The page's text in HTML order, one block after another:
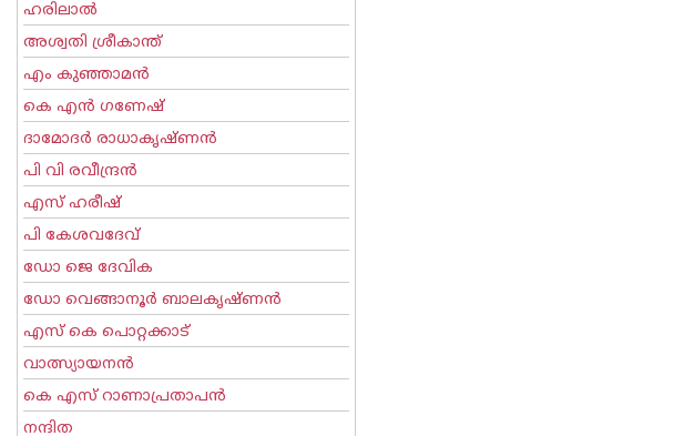
ഹരിലാല്‍
അശ്വതി ശ്രീകാന്ത്
എം കുഞ്ഞാമന്‍
കെ എന്‍ ഗണേഷ്
ദാമോദർ രാധാകൃഷ്ണൻ
പി വി രവീന്ദ്രന്‍
എസ് ഹരീഷ്
പി കേശവദേവ്‌
ഡോ ജെ ദേവിക
ഡോ വെങ്ങാനൂര്‍ ബാലകൃഷ്ണന്‍
എസ്‌ കെ പൊറ്റക്കാട്‌
വാത്സ്യായനന്‍
കെ എസ് റാണാപ്രതാപന്‍
നന്ദിത